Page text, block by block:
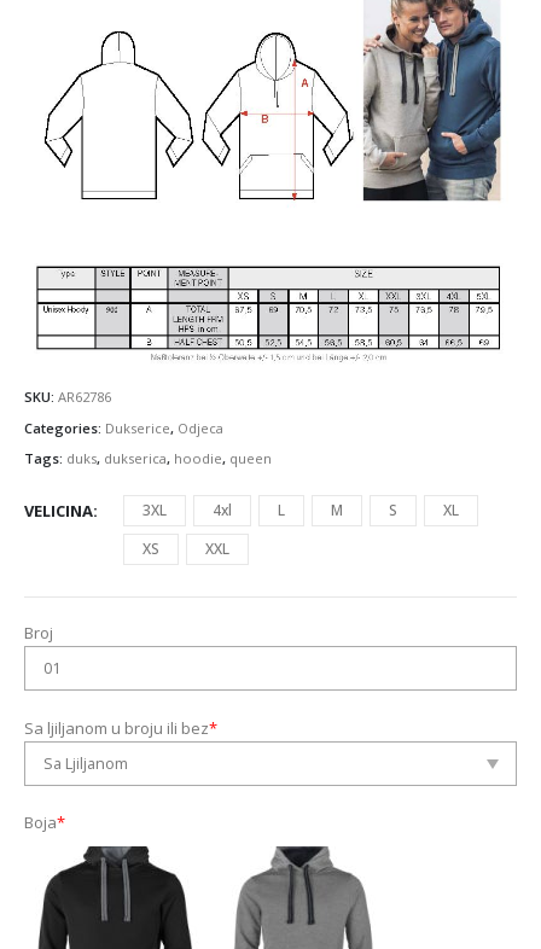
SKU: AR62786
Categories: Dukserice, Odjeca
Tags: duks, dukserica, hoodie, queen
VELICINA 3XL 4xl L M S
XL
XS
XXL
Broj
Sa ljiljanom u broju ili bez*
Boja*